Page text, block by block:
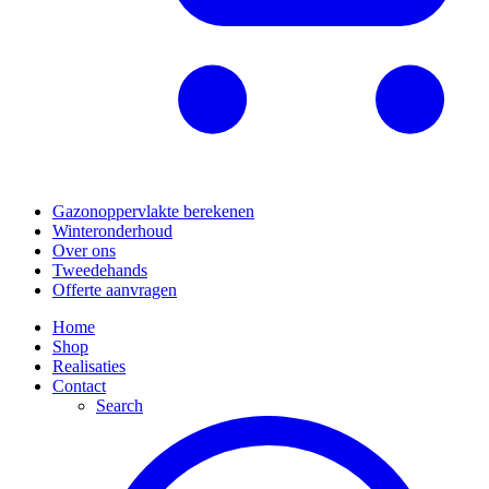
Gazonoppervlakte berekenen
Winteronderhoud
Over ons
Tweedehands
Offerte aanvragen
Home
Shop
Realisaties
Contact
Search